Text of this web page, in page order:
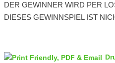
DER GEWINNER WIRD PER
DIESES GEWINNSPIEL IST